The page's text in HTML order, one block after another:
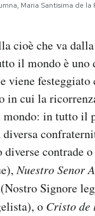
Maria Santisima de la
cioè che va dalla
il mondo è
viene
cui la
mondo: in tutto il
contrade
Nuestro Senor
(Nostro Signore
o Cristo de